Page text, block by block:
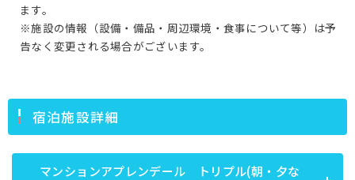
ます。
※施設の情報（設備・備品・周辺環境・食事について等）は予
告なく変更される場合がございます。
宿泊施設詳細
マンションアプレンデール トリプル(朝・夕な